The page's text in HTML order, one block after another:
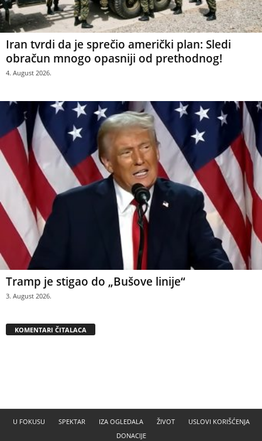
Iran tvrdi da je sprečio američki plan: Sledi
obračun mnogo opasniji od prethodnog!
4. August 2026.
Tramp je stigao do „Bušove linije“
3. August 2026.
KOMENTARI ČITALACA
U FOKUSU SPEKTAR IZA OGLEDALA ŽIVOT
USLOVI KORIŠĆENJA
DONACIJE